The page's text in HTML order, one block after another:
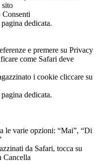
sito
Consenti
dedicata.
e premere su Privacy
come Safari deve
i cookie cliccare su
dedicata.
le varie opzioni: “Mai”, “Di
da Safari, tocca su
Cancella